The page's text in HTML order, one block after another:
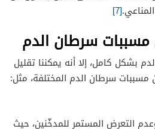
[7]
مسببات سرطان الدم
بشكل كامل، إلا أنه يمكننا تقليل
مسببات سرطان الدم المختلفة، مثل:
التعرض المستمر للمدخّنين، حيث